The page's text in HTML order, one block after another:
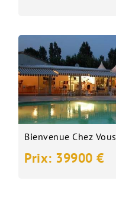
Bienvenue Chez Vous
Prix: 39900 €